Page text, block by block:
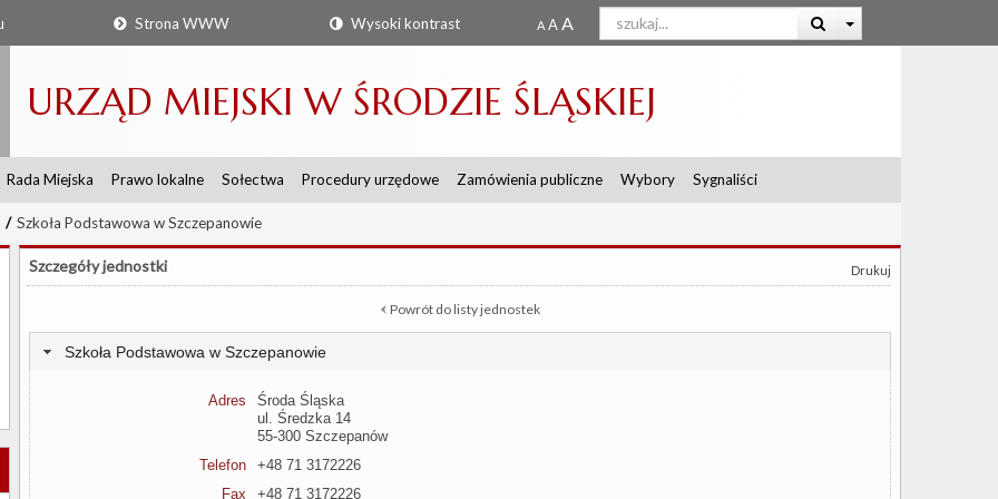
Strona WWW Wysoki kontrast
URZĄD MIEJSKI W ŚRODZIE ŚLĄSKIEJ
Rada Miejska Prawo lokalne Sołectwa Procedury urzędowe Zamówienia publiczne Wybory Sygnaliści
/ Szkoła Podstawowa w Szczepanowie
Drukuj
Szczegóły jednostki
Powrót do listy jednostek
Szkoła Podstawowa w Szczepanowie
Adres
Środa Śląska
ul. Średzka 14
55-300 Szczepanów
Telefon
+48 71 3172226
Fax
+48 71 3172226